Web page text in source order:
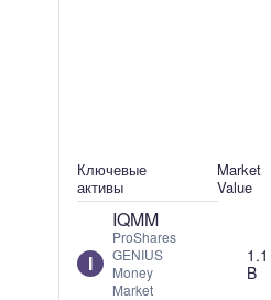
Ключевые
активы
Market
Value
I
IQMM
ProShares
GENIUS
Money
Market
1.1
B